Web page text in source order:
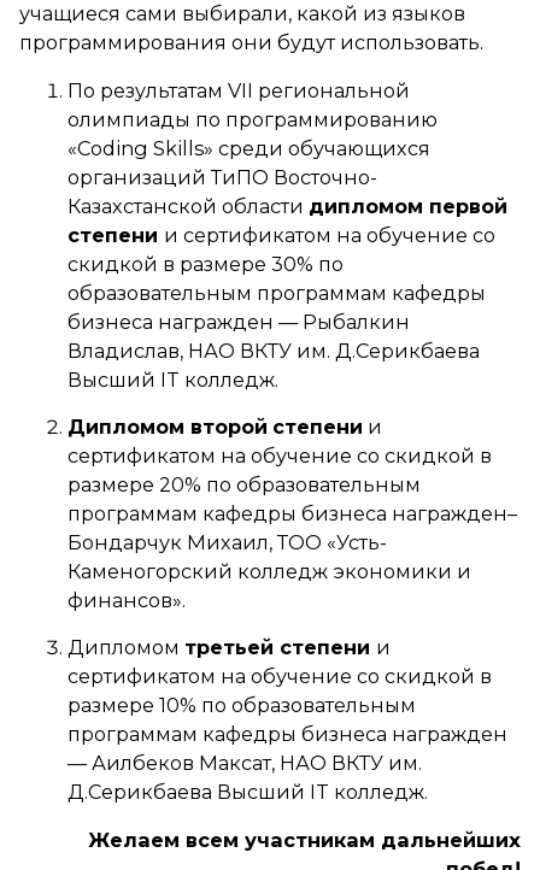
учащиеся сами выбирали, какой из языков
программирования они будут использовать.
По результатам VII региональной
олимпиады по программированию
«Coding Skills» среди обучающихся
организаций ТиПО Восточно-
Казахстанской области дипломом первой
степени и сертификатом на обучение со
скидкой в размере 30% по
образовательным программам кафедры
бизнеса награжден — Рыбалкин
Владислав, НАО ВКТУ им. Д.Серикбаева
Высший IT колледж.
Дипломом второй степени и
сертификатом на обучение со скидкой в
размере 20% по образовательным
программам кафедры бизнеса награжден–
Бондарчук Михаил, ТОО «Усть-
Каменогорский колледж экономики и
финансов».
Дипломом третьей степени и
сертификатом на обучение со скидкой в
размере 10% по образовательным
программам кафедры бизнеса награжден
— Аилбеков Максат, НАО ВКТУ им.
Д.Серикбаева Высший IT колледж.
Желаем всем участникам дальнейших